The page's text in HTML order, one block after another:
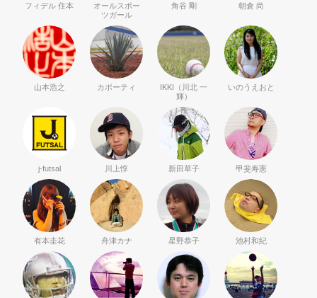
フィデル 住本
オールスポー
ツガール
角谷 剛 朝倉 尚
山本浩之 カポーティ
IKKI（川北 一
輝）
いのうえおと
j-futsal 川上惇 新田草子 甲斐寿憲
有本圭花 舟津カナ 星野恭子 池村和紀